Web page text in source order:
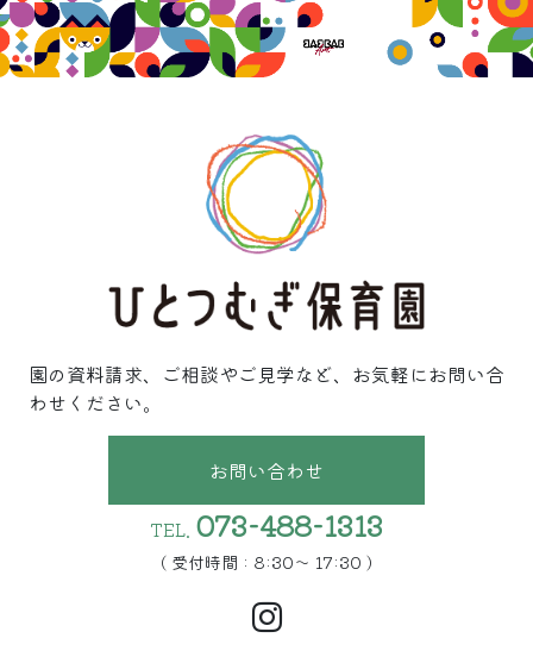
園の資料請求、ご相談やご見学など、お気軽にお問い合
わせください。
お問い合わせ
TEL. 073-488-1313
( 受付時間 : 8:30〜 17:30 )